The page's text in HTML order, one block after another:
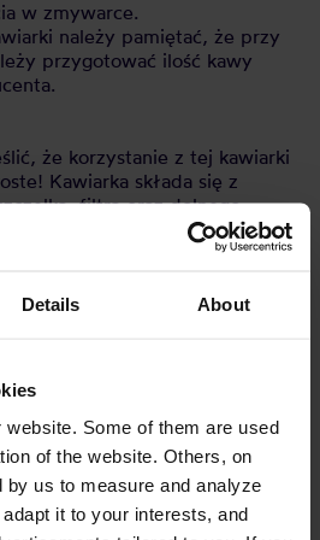
Details About
Some of them are used
of the website. Others, on
us to measure and analyze
it to your interests, and
w zmywarce.
należy pamiętać, że przy
przygotować ilość kawy
że korzystanie z tej kawiarki
Kawiarka składa się z
filtra oraz dolnego
kawy umieszczamy w filtrze,
zbiornika poniżej poziomu
na kuchence i czekamy
natomiast symbol „omino” jest
CECHY